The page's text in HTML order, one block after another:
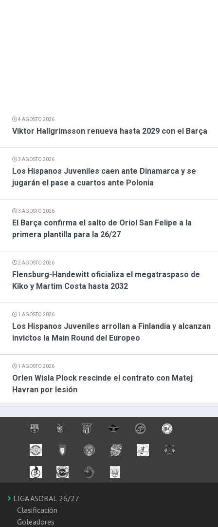
4 AGOSTO 2026
Viktor Hallgrimsson renueva hasta 2029 con el Barça
3 AGOSTO 2026
Los Hispanos Juveniles caen ante Dinamarca y se
jugarán el pase a cuartos ante Polonia
3 AGOSTO 2026
El Barça confirma el salto de Oriol San Felipe a la
primera plantilla para la 26/27
2 AGOSTO 2026
Flensburg-Handewitt oficializa el megatraspaso de
Kiko y Martim Costa hasta 2032
1 AGOSTO 2026
Los Hispanos Juveniles arrollan a Finlandia y alcanzan
invictos la Main Round del Europeo
1 AGOSTO 2026
Orlen Wisla Plock rescinde el contrato con Matej
Havran por lesión
LIGA ASOBAL 26/27
Clasificación
Goleadores